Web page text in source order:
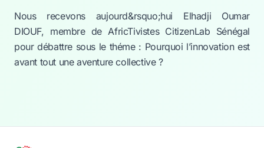
Nous recevons aujourd&rsquo;hui Elhadji Oumar
DIOUF, membre de AfricTivistes CitizenLab Sénégal
pour débattre sous le théme : Pourquoi l’innovation est
avant tout une aventure collective ?